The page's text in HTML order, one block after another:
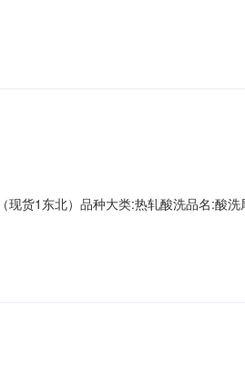
资源说明:麻点Z向性能:暂无
货1东北）品种大类:热轧酸洗品名:酸
源说明:划伤Z向性能:暂无数